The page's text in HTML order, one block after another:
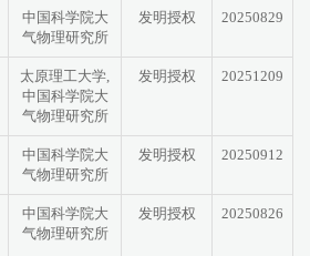
中国科学院大
气物理研究所
发明授权 20250829
太原理工大学,
中国科学院大
气物理研究所
发明授权 20251209
中国科学院大
气物理研究所
发明授权 20250912
中国科学院大
气物理研究所
发明授权 20250826